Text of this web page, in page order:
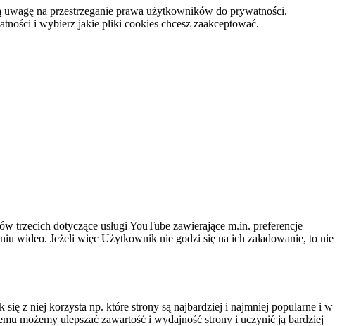
na przestrzeganie prawa użytkowników do prywatności.
i wybierz jakie pliki cookies chcesz zaakceptować.
trzecich dotyczące usługi YouTube zawierające m.in. preferencje
wideo. Jeżeli więc Użytkownik nie godzi się na ich załadowanie, to nie
z niej korzysta np. które strony są najbardziej i najmniej popularne i w
możemy ulepszać zawartość i wydajność strony i uczynić ją bardziej